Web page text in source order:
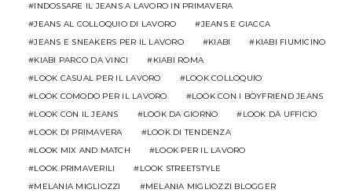
INDOSSARE IL JEANS A LAVORO IN PRIMAVERA
JEANS AL COLLOQUIO DI LAVORO
JEANS E GIACCA
JEANS E SNEAKERS PER IL LAVORO
KIABI
KIABI FIUMICINO
KIABI PARCO DA VINCI
KIABI ROMA
LOOK CASUAL PER IL LAVORO
LOOK COLLOQUIO
LOOK COMODO PER IL LAVORO
LOOK CON I BOYFRIEND JEANS
LOOK CON IL JEANS
LOOK DA GIORNO
LOOK DA UFFICIO
LOOK DI PRIMAVERA
LOOK DI TENDENZA
LOOK MIX AND MATCH
LOOK PER IL LAVORO
LOOK PRIMAVERILI
LOOK STREETSTYLE
MELANIA MIGLIOZZI
MELANIA MIGLIOZZI BLOGGER